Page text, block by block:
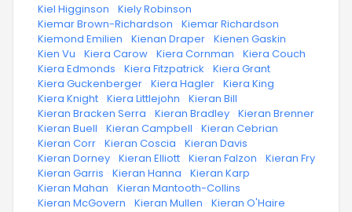
· Kiel Higginson · Kiely Robinson
· Kiemar Brown-Richardson · Kiemar Richardson
· Kiemond Emilien · Kienan Draper · Kienen Gaskin
· Kien Vu · Kiera Carow · Kiera Cornman · Kiera Couch
· Kiera Edmonds · Kiera Fitzpatrick · Kiera Grant
· Kiera Guckenberger · Kiera Hagler · Kiera King
· Kiera Knight · Kiera Littlejohn · Kieran Bill
· Kieran Bracken Serra · Kieran Bradley · Kieran Brenner
· Kieran Buell · Kieran Campbell · Kieran Cebrian
· Kieran Corr · Kieran Coscia · Kieran Davis
· Kieran Dorney · Kieran Elliott · Kieran Falzon · Kieran Fry
· Kieran Garris · Kieran Hanna · Kieran Karp
· Kieran Mahan · Kieran Mantooth-Collins
· Kieran McGovern · Kieran Mullen · Kieran O'Haire